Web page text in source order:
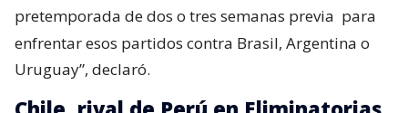
pretemporada de dos o tres semanas previa para
enfrentar esos partidos contra Brasil, Argentina o
Uruguay”, declaró.